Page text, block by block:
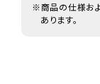
※商品の仕様お
あります。